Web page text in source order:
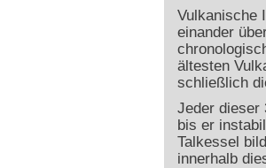
Vulkanische
einander
ältesten
schließlich
Jeder dieser
bis er
Talkessel
innerhalb